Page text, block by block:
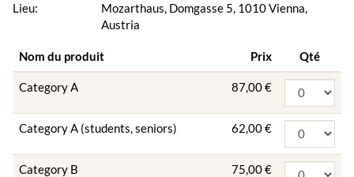
Lieu:
Mozarthaus, Domgasse 5, 1010 Vienna,
Austria
Nom du produit Prix Qté
Category A 87,00 €
Category A (students, seniors) 62,00 €
Category B 75,00 €